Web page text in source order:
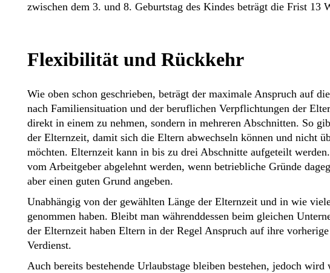
zwischen dem 3. und 8. Geburtstag des Kindes beträgt die Frist 13
Flexibilität und Rückkehr
Wie oben schon geschrieben, beträgt der maximale Anspruch auf
nach Familiensituation und der beruflichen Verpflichtungen der
direkt in einem zu nehmen, sondern in mehreren Abschnitten. So
der Elternzeit, damit sich die Eltern abwechseln können und nicht
möchten. Elternzeit kann in bis zu drei Abschnitte aufgeteilt
vom Arbeitgeber abgelehnt werden, wenn betriebliche Gründe
aber einen guten Grund angeben.
Unabhängig von der gewählten Länge der Elternzeit und in wie
genommen haben. Bleibt man währenddessen beim gleichen
der Elternzeit haben Eltern in der Regel Anspruch auf ihre
Verdienst.
Auch bereits bestehende Urlaubstage bleiben bestehen, jedoch